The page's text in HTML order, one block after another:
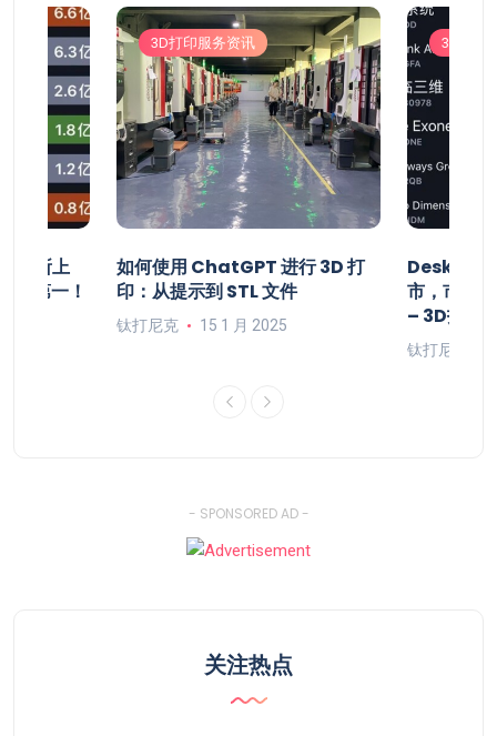
交所上
球第一！
3D打印服务资讯
如何使用 ChatGPT 进行 3D 打
印：从提示到 STL 文件
钛打尼克 15 1 月 2025
3D打印
Desktop
市，市值
– 3D打印
钛打尼克
- SPONSORED AD -
关注热点